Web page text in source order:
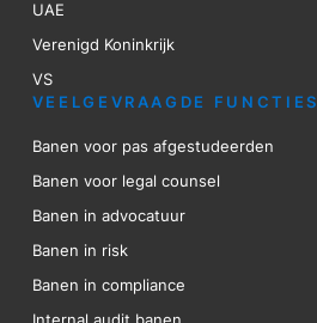
UAE
Verenigd Koninkrijk
VS
VEELGEVRAAGDE FUNCTIES
Banen voor pas afgestudeerden
Banen voor legal counsel
Banen in advocatuur
Banen in risk
Banen in compliance
Internal audit banen